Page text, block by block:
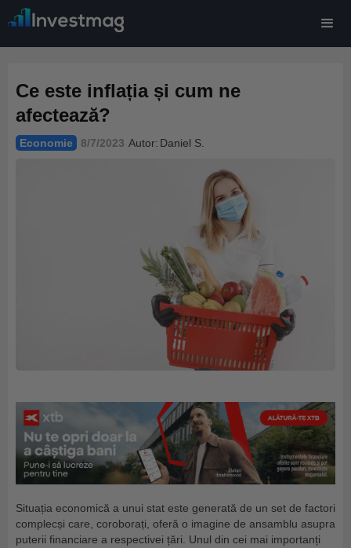
Ce este inflația și cum ne
afectează?
Economie 8/7/2023 Autor: Daniel S.
Situația economică a unui stat este generată de un set de factori
complecși care, coroborați, oferă o imagine de ansamblu asupra
puterii financiare a respectivei țări. Unul din cei mai importanți